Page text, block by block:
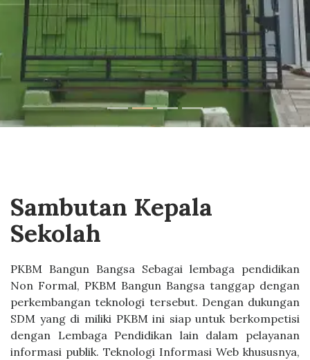
Sambutan Kepala
Sekolah
PKBM Bangun Bangsa Sebagai lembaga pendidikan
Non Formal, PKBM Bangun Bangsa tanggap dengan
perkembangan teknologi tersebut. Dengan dukungan
SDM yang di miliki PKBM ini siap untuk berkompetisi
dengan Lembaga Pendidikan lain dalam pelayanan
informasi publik. Teknologi Informasi Web khususnya,